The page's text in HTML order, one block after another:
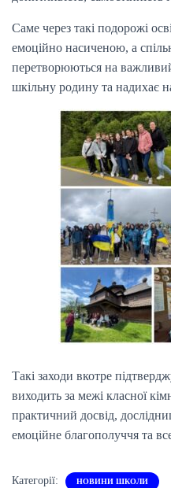
Саме через такі подорожі
емоційно насиченою, а
перетворюються на
шкільну родину та надихає
Такі заходи вкотре
виходить за межі класної
практичний досвід,
емоційне благополуччя та
Категорії: НОВИНИ ШКОЛИ